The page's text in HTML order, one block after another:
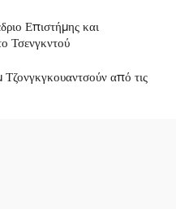
Επιστήμης και
Τσενγκντού
από τις